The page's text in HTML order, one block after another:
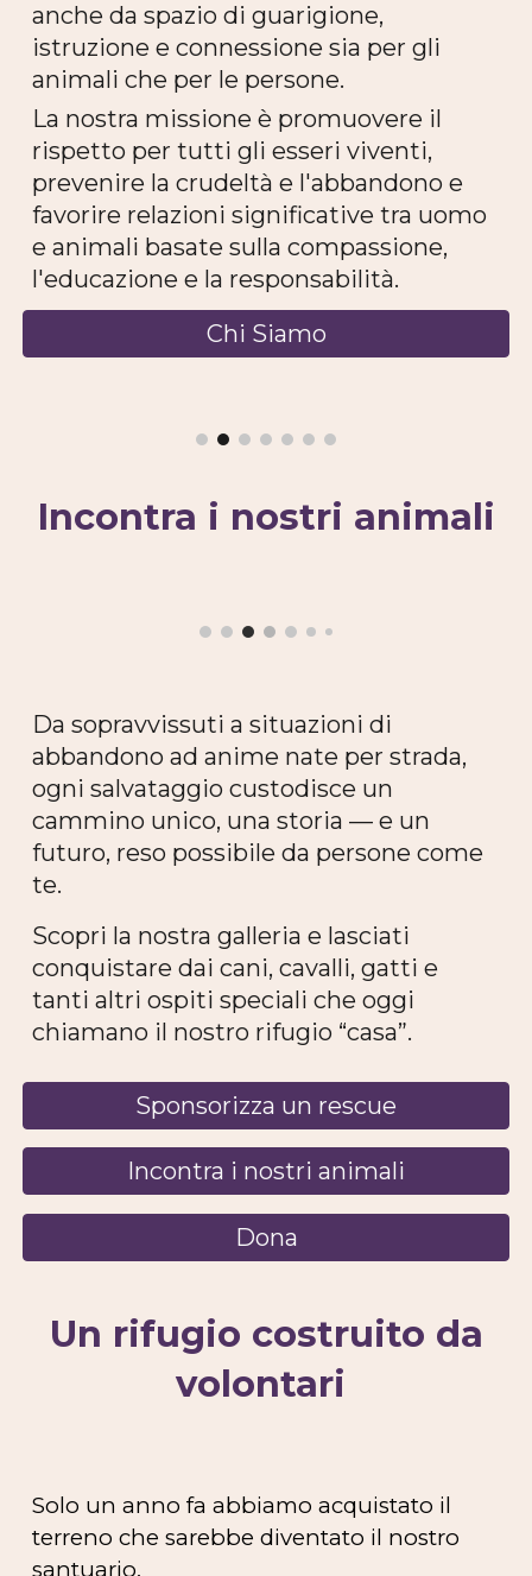
anche da spazio di guarigione,
istruzione e connessione sia per gli
animali che per le persone.
La nostra missione è promuovere il
rispetto per tutti gli esseri viventi,
prevenire la crudeltà e l'abbandono e
favorire relazioni significative tra uomo
e animali basate sulla compassione,
l'educazione e la responsabilità.
Chi Siamo
Incontra i nostri animali
Da sopravvissuti a situazioni di
abbandono ad anime nate per strada,
ogni salvataggio custodisce un
cammino unico, una storia — e un
futuro, reso possibile da persone come
te.
Scopri la nostra galleria e lasciati
conquistare dai cani, cavalli, gatti e
tanti altri ospiti speciali che oggi
chiamano il nostro rifugio “casa”.
Sponsorizza un rescue
Incontra i nostri animali
Dona
Un rifugio costruito da
volontari
Solo un anno fa abbiamo acquistato il
terreno che sarebbe diventato il nostro
santuario.